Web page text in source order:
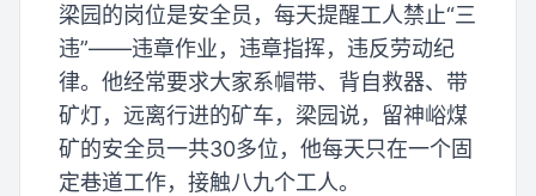
梁园的岗位是安全员，每天提醒工人禁止“三
违”——违章作业，违章指挥，违反劳动纪
律。他经常要求大家系帽带、背自救器、带
矿灯，远离行进的矿车，梁园说，留神峪煤
矿的安全员一共30多位，他每天只在一个固
定巷道工作，接触八九个工人。